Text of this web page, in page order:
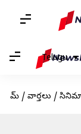
Telugu
హోమ్ / వార్తలు / సినిమా